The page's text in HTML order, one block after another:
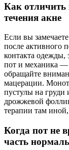
Как отличить
течения акне
Если вы
после активного
контакта
пот и механика —
обращайте
мацерации.
пустулы на
дрожжевой
терапии там
Когда пот не
часть